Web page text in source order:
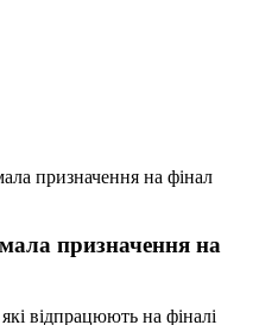
призначення на фінал
призначення на
відпрацюють на фіналі